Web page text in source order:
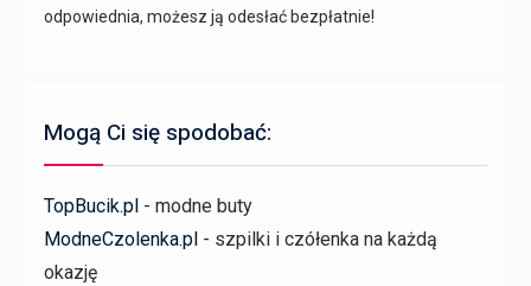
odpowiednia, możesz ją odesłać bezpłatnie!
Mogą Ci się spodobać:
TopBucik.pl - modne buty
ModneCzolenka.pl - szpilki i czółenka na każdą
okazję